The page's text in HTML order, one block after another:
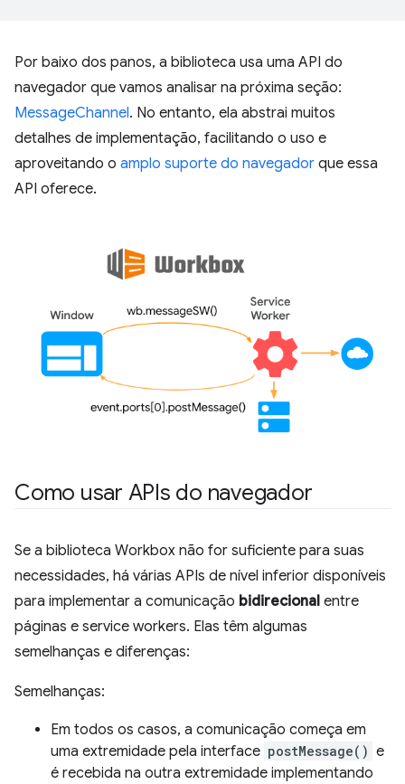
Por baixo dos panos, a biblioteca usa uma API do
navegador que vamos analisar na próxima seção:
MessageChannel. No entanto, ela abstrai muitos
detalhes de implementação, facilitando o uso e
aproveitando o amplo suporte do navegador que essa
API oferece.
Como usar APIs do navegador
Se a biblioteca Workbox não for suficiente para suas
necessidades, há várias APIs de nível inferior disponíveis
para implementar a comunicação bidirecional entre
páginas e service workers. Elas têm algumas
semelhanças e diferenças:
Semelhanças:
Em todos os casos, a comunicação começa em
uma extremidade pela interface postMessage() e
é recebida na outra extremidade implementando